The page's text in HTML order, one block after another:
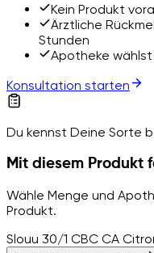
Kein Produkt
Ärztliche
Stunden
Apotheke
Konsultation starten
Du kennst Deine Sorte
Mit diesem Produkt
Wähle Menge und
Produkt.
Slouu 30/1 CBC CA